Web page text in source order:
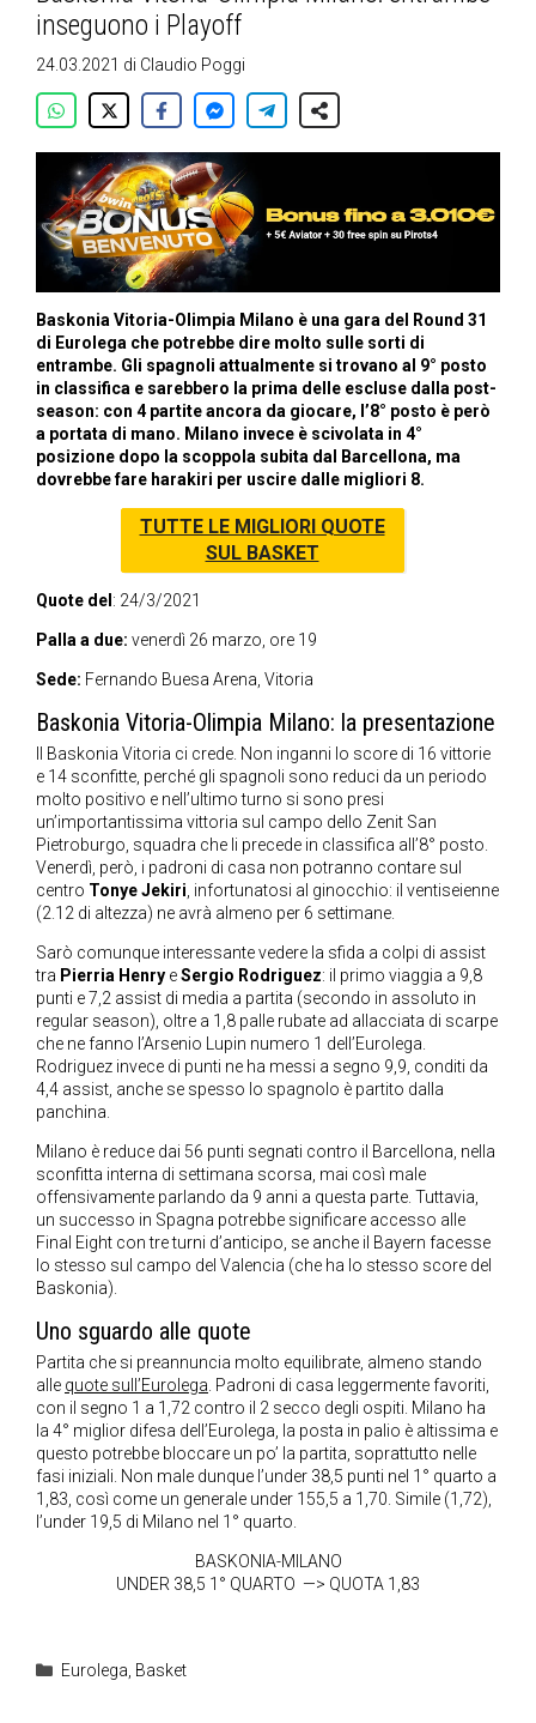
inseguono i Playoff
24.03.2021 di Claudio Poggi
Baskonia Vitoria-Olimpia Milano è una gara del Round 31
di Eurolega che potrebbe dire molto sulle sorti di
entrambe. Gli spagnoli attualmente si trovano al 9° posto
in classifica e sarebbero la prima delle escluse dalla post-
season: con 4 partite ancora da giocare, l’8° posto è però
a portata di mano. Milano invece è scivolata in 4°
posizione dopo la scoppola subita dal Barcellona, ma
dovrebbe fare harakiri per uscire dalle migliori 8.
TUTTE LE MIGLIORI QUOTE
SUL BASKET
Quote del : 24/3/2021
Palla a due: venerdì 26 marzo, ore 19
Sede: Fernando Buesa Arena, Vitoria
Baskonia Vitoria-Olimpia Milano: la presentazione
Il Baskonia Vitoria ci crede. Non inganni lo score di 16 vittorie
e 14 sconfitte, perché gli spagnoli sono reduci da un periodo
molto positivo e nell’ultimo turno si sono presi
un’importantissima vittoria sul campo dello Zenit San
Pietroburgo, squadra che li precede in classifica all’8° posto.
Venerdì, però, i padroni di casa non potranno contare sul
centro Tonye Jekiri, infortunatosi al ginocchio: il ventiseienne
(2.12 di altezza) ne avrà almeno per 6 settimane.
Sarò comunque interessante vedere la sfida a colpi di assist
tra Pierria Henry eSergio Rodriguez: il primo viaggia a 9,8
punti e 7,2 assist di media a partita (secondo in assoluto in
regular season), oltre a 1,8 palle rubate ad allacciata di scarpe
che ne fanno l’Arsenio Lupin numero 1 dell’Eurolega.
Rodriguez invece di punti ne ha messi a segno 9,9, conditi da
4,4 assist, anche se spesso lo spagnolo è partito dalla
panchina.
Milano è reduce dai 56 punti segnati contro il Barcellona, nella
sconfitta interna di settimana scorsa, mai così male
offensivamente parlando da 9 anni a questa parte. Tuttavia,
un successo in Spagna potrebbe significare accesso alle
Final Eight con tre turni d’anticipo, se anche il Bayern facesse
lo stesso sul campo del Valencia (che ha lo stesso score del
Baskonia).
Uno sguardo alle quote
Partita che si preannuncia molto equilibrate, almeno stando
alle quote sull’Eurolega. Padroni di casa leggermente favoriti,
con il segno 1 a 1,72 contro il 2 secco degli ospiti. Milano ha
la 4° miglior difesa dell’Eurolega, la posta in palio è altissima e
questo potrebbe bloccare un po’ la partita, soprattutto nelle
fasi iniziali. Non male dunque l’under 38,5 punti nel 1° quarto a
1,83, così come un generale under 155,5 a 1,70. Simile (1,72),
l’under 19,5 di Milano nel 1° quarto.
BASKONIA-MILANO
UNDER 38,5 1° QUARTO —> QUOTA 1,83
Categorie
Eurolega, Basket